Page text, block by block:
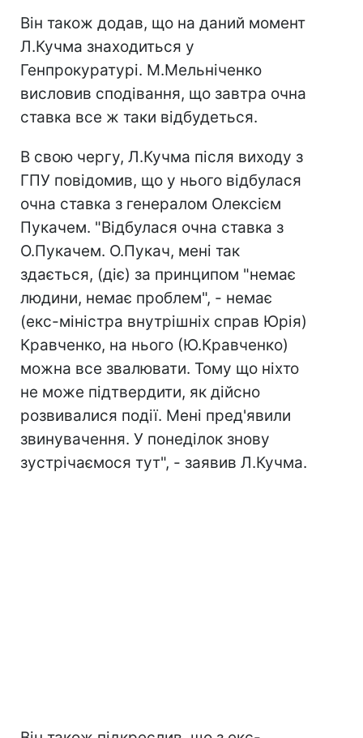
Він також додав, що на даний момент
Л.Кучма знаходиться у
Генпрокуратурі. М.Мельніченко
висловив сподівання, що завтра очна
ставка все ж таки відбудеться.
В свою чергу, Л.Кучма після виходу з
ГПУ повідомив, що у нього відбулася
очна ставка з генералом Олексієм
Пукачем. "Відбулася очна ставка з
О.Пукачем. О.Пукач, мені так
здається, (діє) за принципом "немає
людини, немає проблем", - немає
(екс-міністра внутрішніх справ Юрія)
Кравченко, на нього (Ю.Кравченко)
можна все звалювати. Тому що ніхто
не може підтвердити, як дійсно
розвивалися події. Мені пред'явили
звинувачення. У понеділок знову
зустрічаємося тут", - заявив Л.Кучма.